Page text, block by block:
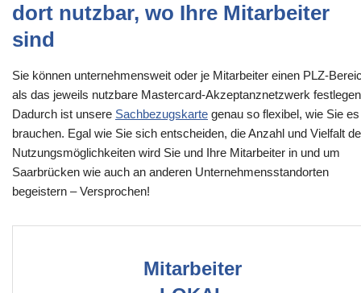
dort nutzbar, wo Ihre Mitarbeiter
sind
Sie können unternehmensweit oder je Mitarbeiter einen PLZ-
als das jeweils nutzbare Mastercard-Akzeptanznetzwerk
Dadurch ist unsere Sachbezugskarte genau so flexibel, wie Sie es
brauchen. Egal wie Sie sich entscheiden, die Anzahl und Vielfalt
Nutzungsmöglichkeiten wird Sie und Ihre Mitarbeiter in und um
Saarbrücken wie auch an anderen Unternehmensstandorten
begeistern – Versprochen!
Mitarbeiter